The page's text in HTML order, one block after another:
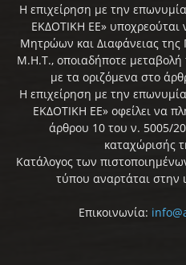
Η επιχείρηση με την
ΕΚΔΟΤΙΚΗ ΕΕ» υποχρεούται
Μητρώων και Διαφάνειας
Μ.Η.Τ., οποιαδήποτε
με τα οριζόμενα στο
Η επιχείρηση με την
ΕΚΔΟΤΙΚΗ ΕΕ» οφείλει να
άρθρου 10 του ν. 5005/
καταχώρισής
Κατάλογος των
τύπου αναρτάται στην
Επικοινωνία: